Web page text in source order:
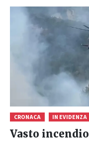
CRONACA IN EVIDENZA
Vasto